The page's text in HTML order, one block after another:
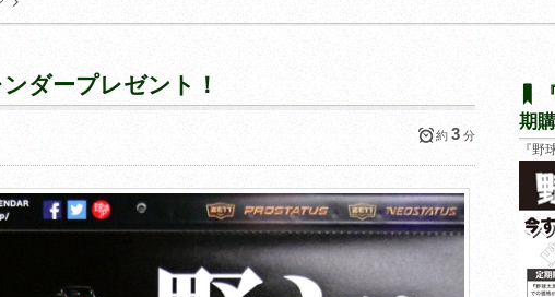
ダープレゼント！
約 3 分
期
『野